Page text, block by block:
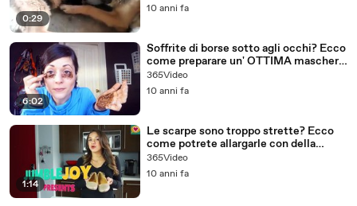
0:29
10 anni fa
6:02
Soffrite di borse sotto agli occhi? Ecco
come preparare un' OTTIMA maschera
con i FONDI del CAFFè!
365Video
10 anni fa
1:14
Le scarpe sono troppo strette? Ecco
come potrete allargarle con della
semplice ACQUA...
365Video
10 anni fa